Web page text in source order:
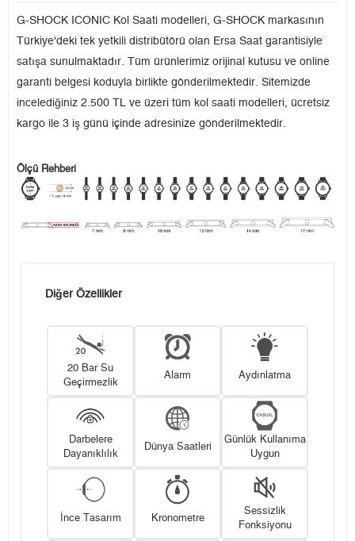
G-SHOCK ICONIC Kol Saati modelleri, G-SHOCK markasının
Türkiye'deki tek yetkili distribütörü olan Ersa Saat garantisiyle
satışa sunulmaktadır. Tüm ürünlerimiz orijinal kutusu ve online
garanti belgesi koduyla birlikte gönderilmektedir. Sitemizde
incelediğiniz 2.500 TL ve üzeri tüm kol saati modelleri, ücretsiz
kargo ile 3 iş günü içinde adresinize gönderilmektedir.
Ölçü Rehberi
Diğer Özellikler
20 Bar Su
Geçirmezlik
Alarm Aydınlatma
Darbelere
Dayanıklılık
Dünya Saatleri
Günlük Kullanıma
Uygun
İnce Tasarım Kronometre
Sessizlik
Fonksiyonu